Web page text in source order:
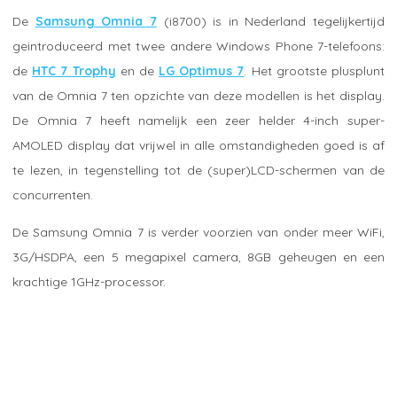
De Samsung Omnia 7(i8700) is in Nederland tegelijkertijd
geintroduceerd met twee andere Windows Phone 7-telefoons:
de HTC 7 Trophy en de LG Optimus 7 . Het grootste plusplunt
van de Omnia 7 ten opzichte van deze modellen is het display.
De Omnia 7 heeft namelijk een zeer helder 4-inch super-
AMOLED display dat vrijwel in alle omstandigheden goed is af
te lezen, in tegenstelling tot de (super)LCD-schermen van de
concurrenten.
De Samsung Omnia 7 is verder voorzien van onder meer WiFi,
3G/HSDPA, een 5 megapixel camera, 8GB geheugen en een
krachtige 1GHz-processor.